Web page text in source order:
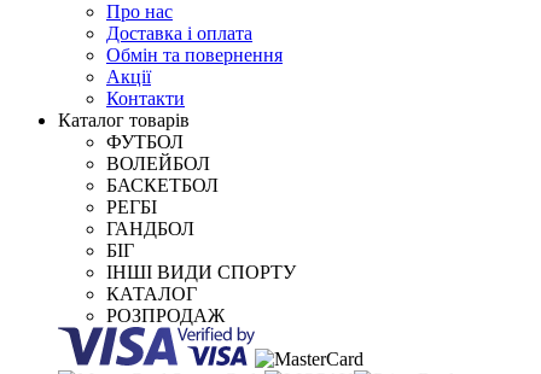
Про нас
Доставка і оплата
Обмін та повернення
Акції
Контакти
Каталог товарів
ФУТБОЛ
ВОЛЕЙБОЛ
БАСКЕТБОЛ
РЕГБІ
ГАНДБОЛ
БІГ
ІНШІ ВИДИ СПОРТУ
КАТАЛОГ
РОЗПРОДАЖ